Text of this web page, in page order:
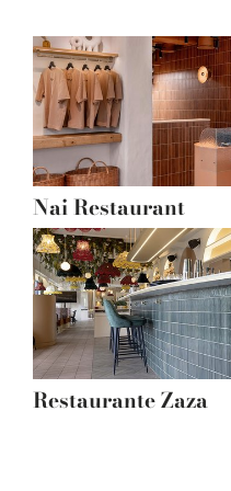
Nai Restaurant
Restaurante Zaza